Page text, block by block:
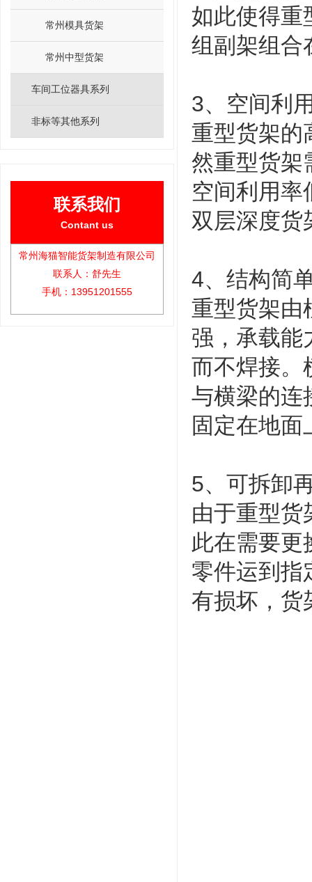
常州模具货架
常州中型货架
车间工位器具系列
非标等其他系列
联系我们
Contant us
常州海猫智能货架制造有限公司
联系人：舒先生
手机：13951201555
如此使得重
组副架组合
3、空间利
重型货架的
然重型货架
空间利用率
双层深度货
4、结构简
重型货架由
强，承载能
而不焊接。
与横梁的连
固定在地面
5、可拆卸
由于重型货
此在需要更
零件运到指
有损坏，货